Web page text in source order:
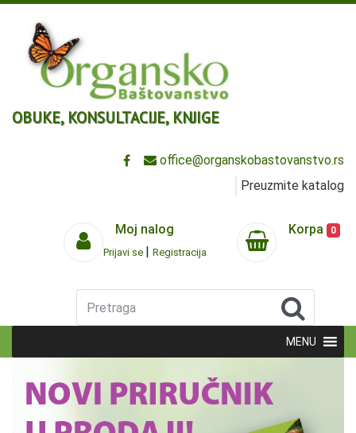
OBUKE, KONSULTACIJE, KNJIGE
office@organskobastovanstvo.rs
Preuzmite katalog
Moj nalog
Prijavi se | Registracija
Korpa 0
Pretraga
MENU